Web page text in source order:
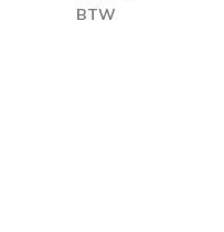
BTW